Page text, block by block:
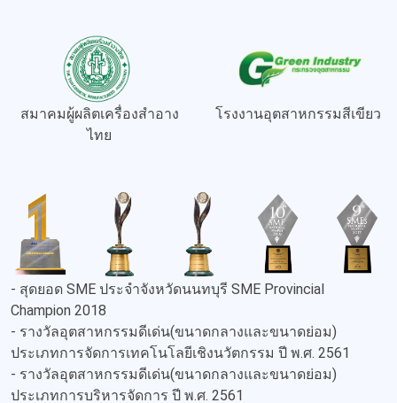
สมาคมผู้ผลิตเครื่องสำอาง
ไทย
โรงงานอุตสาหกรรมสีเขียว
- สุดยอด SME ประจำจังหวัดนนทบุรี SME Provincial
Champion 2018
- รางวัลอุตสาหกรรมดีเด่น(ขนาดกลางและขนาดย่อม)
ประเภทการจัดการเทคโนโลยีเชิงนวัตกรรม ปี พ.ศ. 2561
- รางวัลอุตสาหกรรมดีเด่น(ขนาดกลางและขนาดย่อม)
ประเภทการบริหารจัดการ ปี พ.ศ. 2561